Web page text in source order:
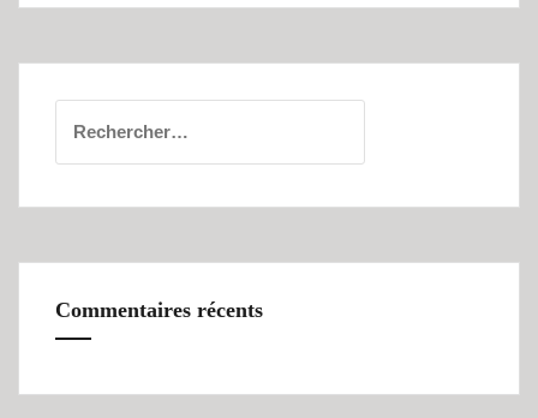
Commentaires récents